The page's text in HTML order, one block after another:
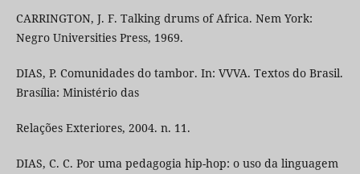
CARRINGTON, J. F. Talking drums of Africa. Nem York:
Negro Universities Press, 1969.
DIAS, P. Comunidades do tambor. In: VVVA. Textos do Brasil.
Brasília: Ministério das
Relações Exteriores, 2004. n. 11.
DIAS, C. C. Por uma pedagogia hip-hop: o uso da linguagem